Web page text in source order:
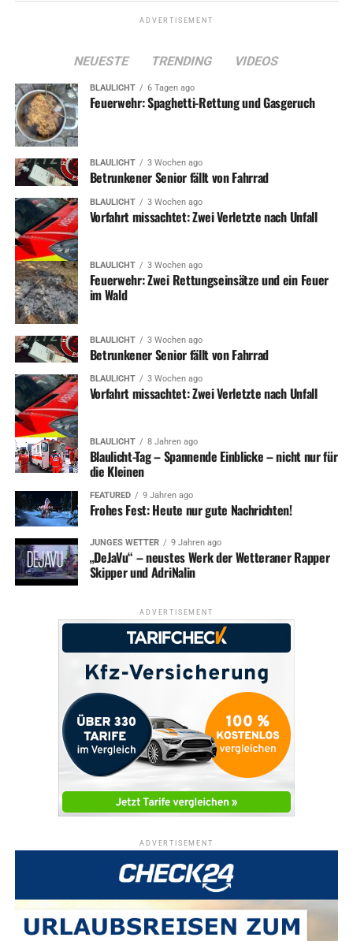
ADVERTISEMENT
NEUESTE TRENDING VIDEOS
BLAULICHT 6 Tagen ago
Feuerwehr: Spaghetti-Rettung und Gasgeruch
BLAULICHT 3 Wochen ago
Betrunkener Senior fällt von Fahrrad
BLAULICHT 3 Wochen ago
Vorfahrt missachtet: Zwei Verletzte nach Unfall
BLAULICHT 3 Wochen ago
Feuerwehr: Zwei Rettungseinsätze und ein Feuer
im Wald
BLAULICHT 3 Wochen ago
Betrunkener Senior fällt von Fahrrad
BLAULICHT 3 Wochen ago
Vorfahrt missachtet: Zwei Verletzte nach Unfall
BLAULICHT 8 Jahren ago
Blaulicht-Tag – Spannende Einblicke – nicht nur für
die Kleinen
FEATURED 9 Jahren ago
Frohes Fest: Heute nur gute Nachrichten!
JUNGES WETTER 9 Jahren ago
„DeJaVu“ – neustes Werk der Wetteraner Rapper
Skipper und AdriNalin
ADVERTISEMENT
ADVERTISEMENT